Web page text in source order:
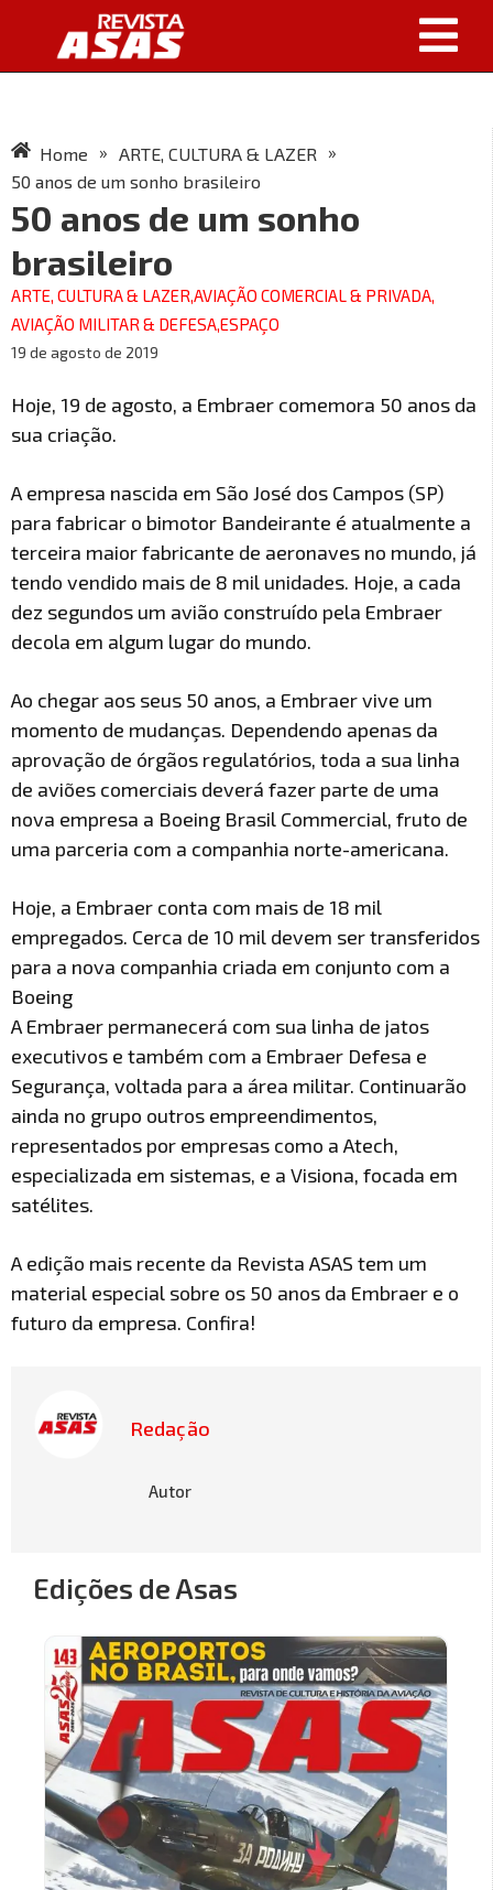
Home » ARTE, CULTURA & LAZER
»
50 anos de um sonho brasileiro
50 anos de um sonho
brasileiro
ARTE, CULTURA & LAZER,AVIAÇÃO COMERCIAL & PRIVADA,
AVIAÇÃO MILITAR & DEFESA,ESPAÇO
19 de agosto de 2019
Hoje, 19 de agosto, a Embraer comemora 50 anos da
sua criação.
A empresa nascida em São José dos Campos (SP)
para fabricar o bimotor Bandeirante é atualmente a
terceira maior fabricante de aeronaves no mundo, já
tendo vendido mais de 8 mil unidades. Hoje, a cada
dez segundos um avião construído pela Embraer
decola em algum lugar do mundo.
Ao chegar aos seus 50 anos, a Embraer vive um
momento de mudanças. Dependendo apenas da
aprovação de órgãos regulatórios, toda a sua linha
de aviões comerciais deverá fazer parte de uma
nova empresa a Boeing Brasil Commercial, fruto de
uma parceria com a companhia norte-americana.
Hoje, a Embraer conta com mais de 18 mil
empregados. Cerca de 10 mil devem ser transferidos
para a nova companhia criada em conjunto com a
Boeing
A Embraer permanecerá com sua linha de jatos
executivos e também com a Embraer Defesa e
Segurança, voltada para a área militar. Continuarão
ainda no grupo outros empreendimentos,
representados por empresas como a Atech,
especializada em sistemas, e a Visiona, focada em
satélites.
A edição mais recente da Revista ASAS tem um
material especial sobre os 50 anos da Embraer e o
futuro da empresa. Confira!
Redação
Autor
Edições de Asas